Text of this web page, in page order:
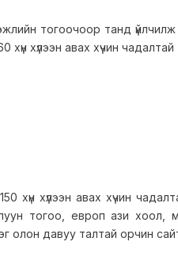
тогоочоор танд
хүлээн авах хүчин чадалтай
хүн хүлээн авах хүчин
тогоо, европ ази хоол,
олон давуу талтай орчин